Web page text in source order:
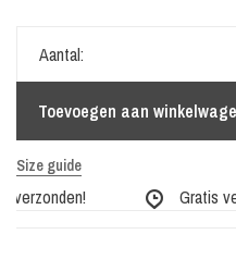
Aantal:
Toevoegen aan
Size guide
Gratis